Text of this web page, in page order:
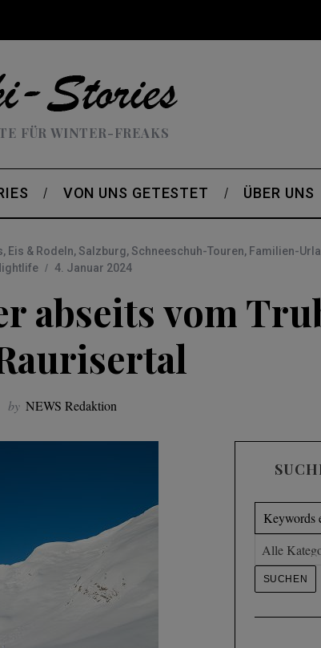
FÜR WINTER-FREAKS
VON UNS GETESTET ÜBER UNS
, Eis & Rodeln, Salzburg, Schneeschuh-Touren, Familien-
4. Januar 2024
abseits vom
by NEWS Redaktion